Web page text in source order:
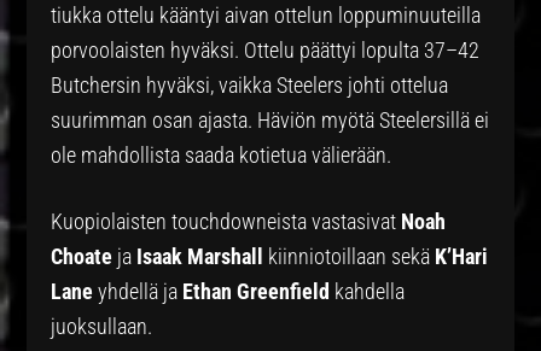
tiukka ottelu kääntyi aivan ottelun loppuminuuteilla
porvoolaisten hyväksi. Ottelu päättyi lopulta 37–42
Butchersin hyväksi, vaikka Steelers johti ottelua
suurimman osan ajasta. Häviön myötä Steelersillä ei
ole mahdollista saada kotietua välierään.
Kuopiolaisten touchdowneista vastasivat Noah
Choate ja Isaak Marshall kiinniotoillaan sekä K’Hari
Lane yhdellä ja Ethan Greenfield kahdella
juoksullaan.